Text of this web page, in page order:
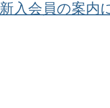
新入会員の案内